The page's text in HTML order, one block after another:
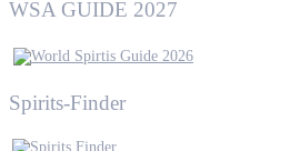
WSA GUIDE 2027
Spirits-Finder